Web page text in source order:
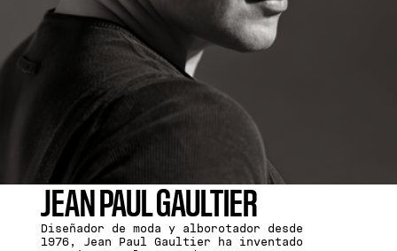
JEAN PAUL GAULTIER
Diseñador de moda y alborotador desde
1976, Jean Paul Gaultier ha inventado